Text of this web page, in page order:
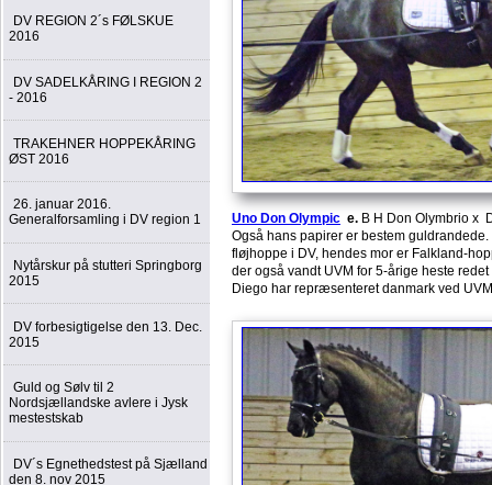
DV REGION 2´s FØLSKUE
2016
DV SADELKÅRING I REGION 2
- 2016
TRAKEHNER HOPPEKÅRING
ØST 2016
26. januar 2016.
Generalforsamling i DV region 1
Nytårskur på stutteri Springborg
2015
DV forbesigtigelse den 13. Dec.
2015
Guld og Sølv til 2
Nordsjællandske avlere i Jysk
mestestskab
DV´s Egnethedstest på Sjælland
den 8. nov 2015
Uno Don Olympic e. B H Don Olymbrio x
Også hans papirer er bestem
fløjhoppe i DV, hendes mor er Falkland-
der også vandt UVM for 5-årige heste
Diego har repræsenteret danmark ved